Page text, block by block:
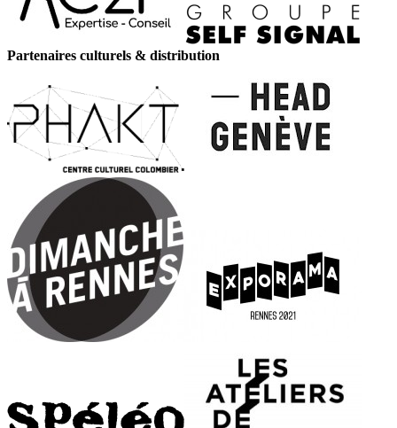
Partenaires culturels & distribution